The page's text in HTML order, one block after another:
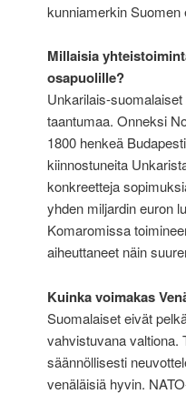
kunniamerkin Suomen
Millaisia
osapuolille?
Unkarilais-
taantumaa. Onneksi
1800 henkeä
kiinnostuneita
konkreetteja
yhden miljardin euron
Komaromissa
aiheuttaneet näin
Kuinka voimakas
Suomalaiset eivät
vahvistuvana valtiona.
säännöllisesti
venäläisiä hyvin.